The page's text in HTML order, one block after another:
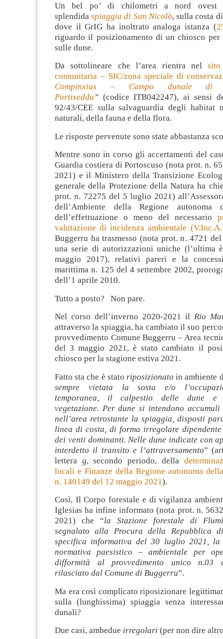
Un bel po’ di chilometri a nord ovest
splendidaspiaggia di San Nicolò, sulla costa
dove il GrIG ha inoltrato analoga istanza (
riguardo il posizionamento di un chiosco per
sulle dune.
Da sottolineare che l’area rientra nel
comunitaria – SIC/zona speciale di
Compinxius – Campo dunale di
Portixeddu” (codice ITB042247), ai sensi
92/43/CEE sulla salvaguardia degli habitat
naturali, della fauna e della flora.
Le risposte pervenute sono state abbastanza
Mentre sono in corso gli accertamenti del
Guardia costiera di Portoscuso (nota prot. n.
2021) e il Ministero della Transizione
generale della Protezione della Natura ha
prot. n. 72275 del 5 luglio 2021)
dell’Ambiente della Regione autonoma
dell’effettuazione o meno del necessario
valutazione di incidenza ambientale
Buggerru ha trasmesso (nota prot. n. 4721
una serie di autorizzazioni uniche (l’ultima
maggio 2017), relativi pareri e la
marittima n. 125 del 4 settembre 2002,
dell’1 aprile 2010.
Tutto a posto? Non pare.
Nel corso dell’inverno 2020-2021 il Rio
attraverso la spiaggia, ha cambiato il suo
provvedimento Comune Buggerru – Area
del 3 maggio 2021, è stato cambiato il
chiosco per la stagione estiva 2021.
Fatto sta che è stato riposizionato in ambiente
sempre vietata la sosta e/o
temporanea, il calpestio delle dune e
vegetazione. Per dune si intendono
nell’area retrostante la spiaggia, disposti
linea di costa, di forma irregolare
dei venti dominanti. Nelle dune indicate con
interdetto il transito e l’attraversamento”
lettera g, secondo periodo, della
locali e Finanze della Regione autonoma
n. 140149 del 12 maggio 2021).
Così, Il Corpo forestale e di vigilanza
Iglesias ha infine informato (nota prot. n.
2021) che “la Stazione forestale di
segnalato alla Procura della Repubblica
specifica informativa del 30 luglio 2021,
normativa paesistico – ambientale per
difformità al provvedimento unico n.03
rilasciato dal Comune di Buggerru”.
Ma era così complicato riposizionare
sulla (lunghissima) spiaggia senza
dunali?
Due casi, ambedue irregolari (per non dire